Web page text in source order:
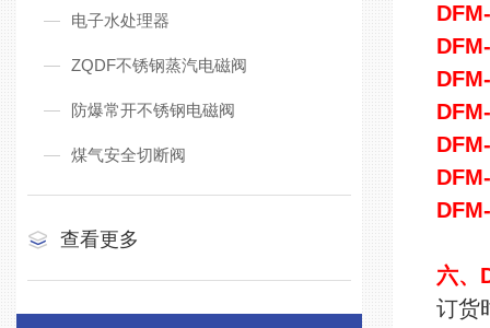
电子水处理器
ZQDF不锈钢蒸汽电磁阀
防爆常开不锈钢电磁阀
煤气安全切断阀
查看更多
六、
订货